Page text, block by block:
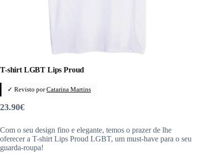
T-shirt LGBT Lips Proud
✓ Revisto porCatarina Martins
23.90€
Com o seu design fino e elegante, temos o prazer de lhe
oferecer a T-shirt Lips Proud LGBT, um must-have para o seu
guarda-roupa!